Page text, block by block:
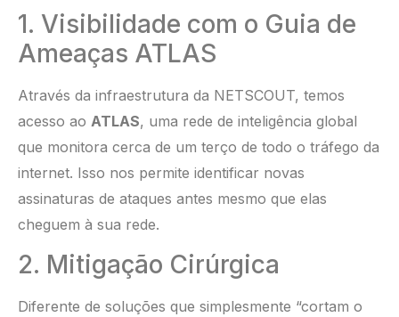
1. Visibilidade com o Guia de
Ameaças ATLAS
Através da infraestrutura da NETSCOUT, temos
acesso ao ATLAS, uma rede de inteligência global
que monitora cerca de um terço de todo o tráfego da
internet. Isso nos permite identificar novas
assinaturas de ataques antes mesmo que elas
cheguem à sua rede.
2. Mitigação Cirúrgica
Diferente de soluções que simplesmente “cortam o